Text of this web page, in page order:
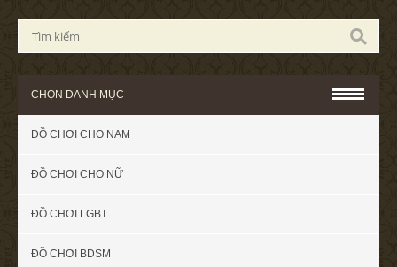
CHỌN DANH MỤC
ĐỒ CHƠI CHO NAM
ĐỒ CHƠI CHO NỮ
ĐỒ CHƠI LGBT
ĐỒ CHƠI BDSM